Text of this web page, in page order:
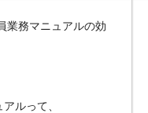
業務マニュアルの効
ルって、